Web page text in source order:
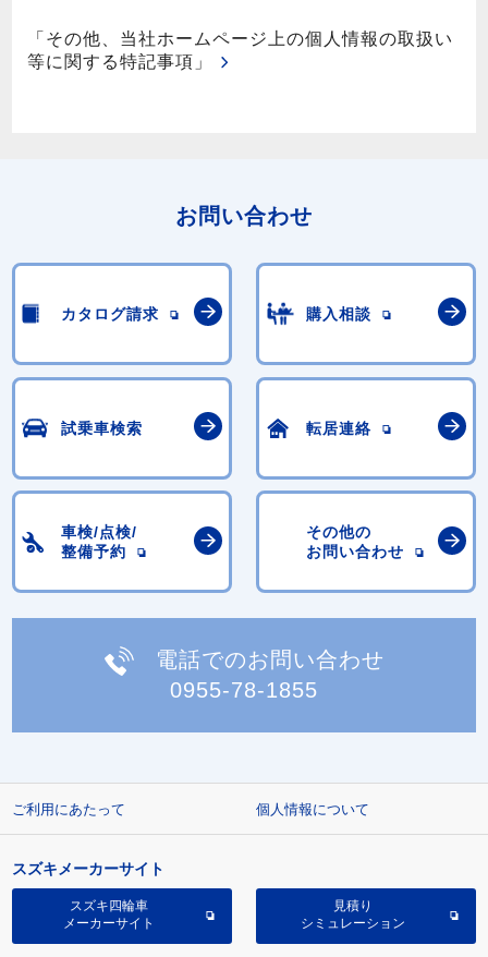
「その他、当社ホームページ上の個人情報の取扱い
等に関する特記事項」
お問い合わせ
カタログ請求 購入相談
試乗車検索 転居連絡
車検/点検/
整備予約
その他の
お問い合わせ
電話でのお問い合わせ
0955-78-1855
ご利用にあたって 個人情報について
スズキメーカーサイト
スズキ四輪車
メーカーサイト
見積り
シミュレーション